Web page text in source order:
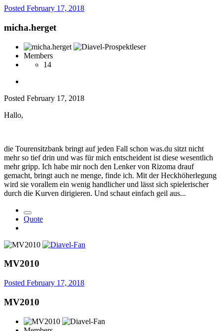
Posted February 17, 2018
micha.herget
Members
14
Posted February 17, 2018
Hallo,
die Tourensitzbank bringt auf jeden Fall schon was.du sitzt nicht
mehr so tief drin und was für mich entscheident ist diese wesentlich
mehr gripp. Ich habe mir noch den Lenker von Rizoma drauf
gemacht, bringt auch ne menge, finde ich. Mit der Heckhöherlegung
wird sie vorallem ein wenig handlicher und lässt sich spielerischer
durch die Kurven dirigieren. Und schaut einfach geil aus...
Quote
MV2010
Posted February 17, 2018
MV2010